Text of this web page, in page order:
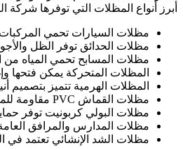
أبرز أنواع المظلات التي توفرها
مظلات السيارات تحمي
مظلات الحدائق توفر الظل
مظلات المسابح تحمي المياه من
المظلات المتحركة يمكن فتحها
المظلات الهرمية تتميز بتصميم
مظلات القماش PVC مقاومة للماء والعوامل الجوية مع إمكانية تصميمها بألوان وأشكال مختلفة.
مظلات البولي كربونيت توفر
مظلات المدارس والمرافق
مظلات الشد الإنشائي تعتمد في